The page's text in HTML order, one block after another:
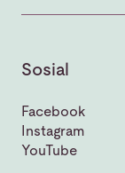
Sosial
Facebook
Instagram
YouTube